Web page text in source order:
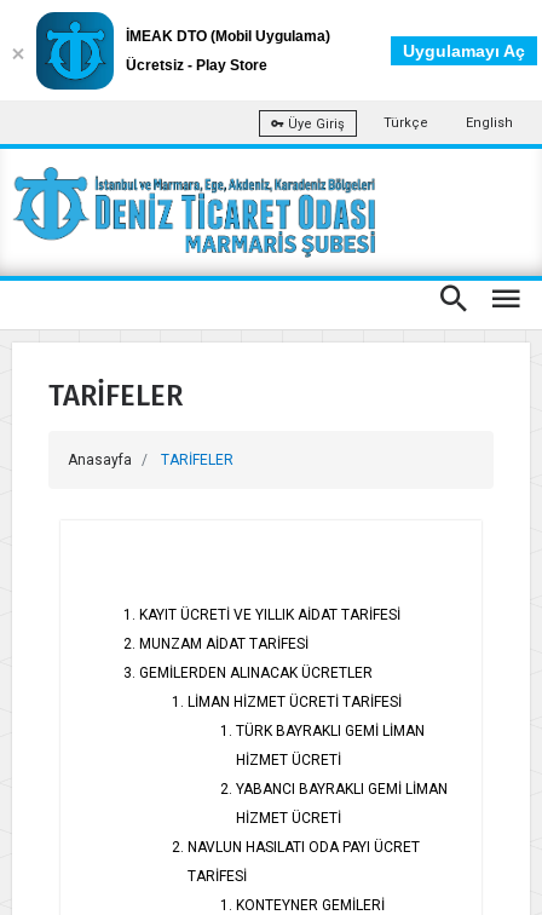
Üye Giriş Türkçe English
TARİFELER
Anasayfa TARİFELER
KAYIT ÜCRETİ VE YILLIK AİDAT TARİFESİ
MUNZAM AİDAT TARİFESİ
GEMİLERDEN ALINACAK ÜCRETLER
LİMAN HİZMET ÜCRETİ TARİFESİ
TÜRK BAYRAKLI GEMİ LİMAN
HİZMET ÜCRETİ
YABANCI BAYRAKLI GEMİ LİMAN
HİZMET ÜCRETİ
NAVLUN HASILATI ODA PAYI ÜCRET
TARİFESİ
KONTEYNER GEMİLERİ
İMEAK DTO (Mobil Uygulama)
Ücretsiz - Play Store
Uygulamayı Aç